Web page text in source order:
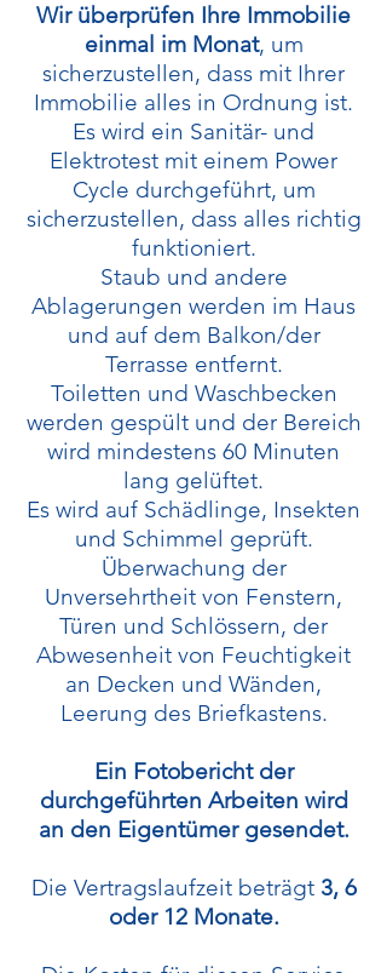
Wir überprüfen Ihre Immobilie
einmal im Monat, um
sicherzustellen, dass mit Ihrer
Immobilie alles in Ordnung ist.
Es wird ein Sanitär- und
Elektrotest mit einem Power
Cycle durchgeführt, um
sicherzustellen, dass alles richtig
funktioniert.
Staub und andere
Ablagerungen werden im Haus
und auf dem Balkon/der
Terrasse entfernt.
Toiletten und Waschbecken
werden gespült und der Bereich
wird mindestens 60 Minuten
lang gelüftet.
Es wird auf Schädlinge, Insekten
und Schimmel geprüft.
Überwachung der
Unversehrtheit von Fenstern,
Türen und Schlössern, der
Abwesenheit von Feuchtigkeit
an Decken und Wänden,
Leerung des Briefkastens.
Ein Fotobericht der
durchgeführten Arbeiten wird
an den Eigentümer gesendet.
Die Vertragslaufzeit beträgt 3, 6
oder 12 Monate.